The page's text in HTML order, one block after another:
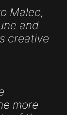
Malec,
and
creative
more